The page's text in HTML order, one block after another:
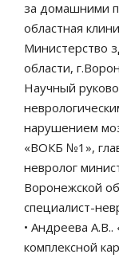
за домашними
областная
Министерство
области,
Научный
нарушением
«ВОКБ №1»,
невролог
Воронежской
специалист-
• Андреева
комплексной